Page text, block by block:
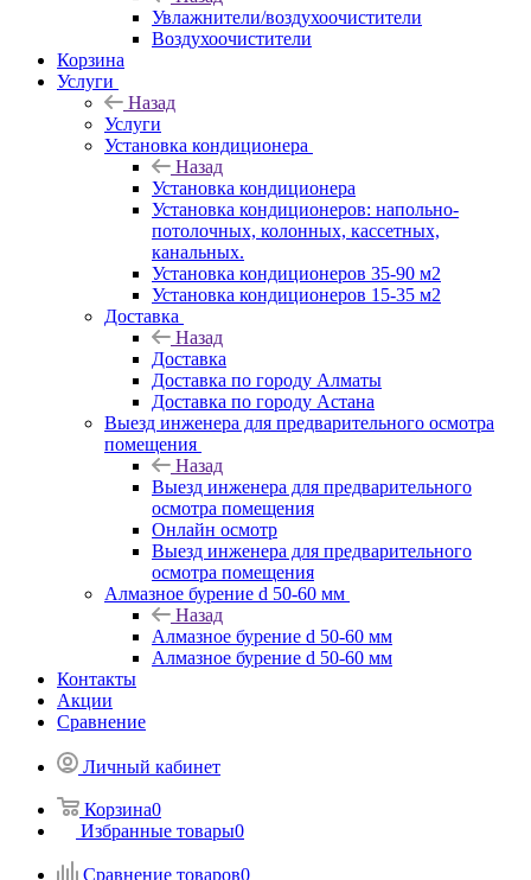
Увлажнители/воздухоочистители
Воздухоочистители
Корзина
Услуги
Назад
Услуги
Установка кондиционера
Назад
Установка кондиционера
Установка кондиционеров: напольно-
потолочных, колонных, кассетных,
канальных.
Установка кондиционеров 35-90 м2
Установка кондиционеров 15-35 м2
Доставка
Назад
Доставка
Доставка по городу Алматы
Доставка по городу Астана
Выезд инженера для предварительного осмотра
помещения
Назад
Выезд инженера для предварительного
осмотра помещения
Онлайн осмотр
Выезд инженера для предварительного
осмотра помещения
Алмазное бурение d 50-60 мм
Назад
Алмазное бурение d 50-60 мм
Алмазное бурение d 50-60 мм
Контакты
Акции
Сравнение
Личный кабинет
Корзина0
Избранные товары0
Сравнение товаров0